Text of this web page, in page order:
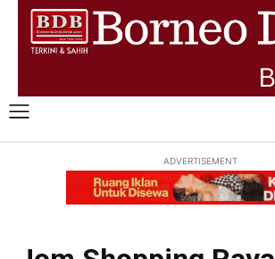
ADVERTISEMENT